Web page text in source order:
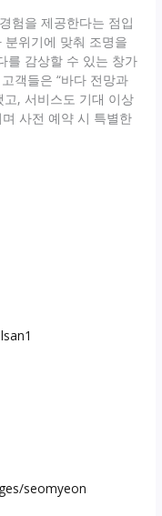
험을 제공한다는 점입
위기에 맞춰 조명을
를 감상할 수 있는 창가
객들은 “바다 전망과
, 서비스도 기대 이상
사전 예약 시 특별한
seomyeon